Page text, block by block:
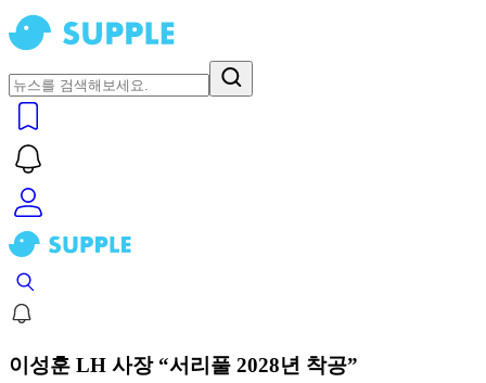
이성훈 LH 사장 “서리풀 2028년 착공”